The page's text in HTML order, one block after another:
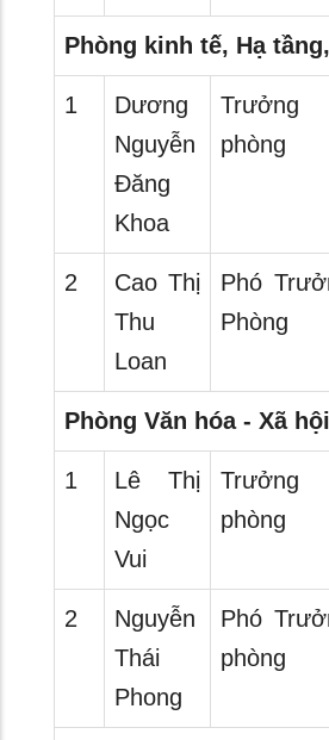
Phòng kinh tế, Hạ
1
Dương
Nguyễn
Đăng
Khoa
Trưởng
phòng
2
Cao Thị
Thu
Loan
Phó
Phòng
Phòng Văn hóa - Xã hội
1
Lê Thị
Ngọc
Vui
Trưởng
phòng
2
Nguyễn
Thái
Phong
Phó
phòng